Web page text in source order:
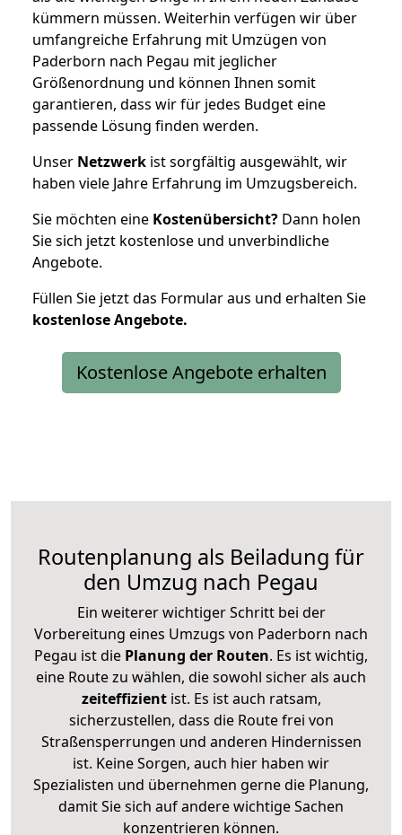
kümmern müssen. Weiterhin verfügen wir über
umfangreiche Erfahrung mit Umzügen von
Paderborn nach Pegau mit jeglicher
Größenordnung und können Ihnen somit
garantieren, dass wir für jedes Budget eine
passende Lösung finden werden.
Unser Netzwerk ist sorgfältig ausgewählt, wir
haben viele Jahre Erfahrung im Umzugsbereich.
Sie möchten eine Kostenübersicht? Dann holen
Sie sich jetzt kostenlose und unverbindliche
Angebote.
Füllen Sie jetzt das Formular aus und erhalten Sie
kostenloseAngebote.
Kostenlose Angebote erhalten
Routenplanung als Beiladung für
den Umzug nach Pegau
Ein weiterer wichtiger Schritt bei der
Vorbereitung eines Umzugs von Paderborn nach
Pegau ist die Planung der Routen. Es ist wichtig,
eine Route zu wählen, die sowohl sicher als auch
zeiteffizientist. Es ist auch ratsam,
sicherzustellen, dass die Route frei von
Straßensperrungen und anderen Hindernissen
ist. Keine Sorgen, auch hier haben wir
Spezialisten und übernehmen gerne die Planung,
damit Sie sich auf andere wichtige Sachen
konzentrieren können.